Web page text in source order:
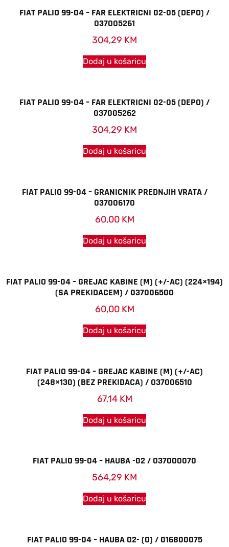
FIAT PALIO 99-04 – FAR ELEKTRICNI 02-05 (DEPO) /
037005261
304,29 KM
Dodaj u košaricu
FIAT PALIO 99-04 – FAR ELEKTRICNI 02-05 (DEPO) /
037005262
304,29 KM
Dodaj u košaricu
FIAT PALIO 99-04 – GRANICNIK PREDNJIH VRATA /
037006170
60,00 KM
Dodaj u košaricu
FIAT PALIO 99-04 – GREJAC KABINE (M) (+/-AC) (224×194)
(SA PREKIDACEM) / 037006500
60,00 KM
Dodaj u košaricu
FIAT PALIO 99-04 – GREJAC KABINE (M) (+/-AC)
(248×130) (BEZ PREKIDACA) / 037006510
67,14 KM
Dodaj u košaricu
FIAT PALIO 99-04 – HAUBA -02 / 037000070
564,29 KM
Dodaj u košaricu
FIAT PALIO 99-04 – HAUBA 02- (O) / 016800075